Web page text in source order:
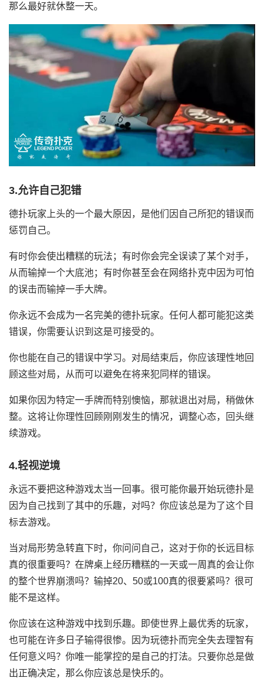
那么最好就休整一天。
3.允许自己犯错
德扑玩家上头的一个最大原因，是他们因自己所犯的错误而
惩罚自己。
有时你会使出糟糕的玩法；有时你会完全误读了某个对手，
从而输掉一个大底池；有时你甚至会在网络扑克中因为可怕
的误击而输掉一手大牌。
你永远不会成为一名完美的德扑玩家。任何人都可能犯这类
错误，你需要认识到这是可接受的。
你也能在自己的错误中学习。对局结束后，你应该理性地回
顾这些对局，从而可以避免在将来犯同样的错误。
如果你因为特定一手牌而特别懊恼，那就退出对局，稍做休
整。这将让你理性回顾刚刚发生的情况，调整心态，回头继
续游戏。
4.轻视逆境
永远不要把这种游戏太当一回事。很可能你最开始玩德扑是
因为自己找到了其中的乐趣，对吗？你应该总是为了这个目
标去游戏。
当对局形势急转直下时，你问问自己，这对于你的长远目标
真的很重要吗？在牌桌上经历糟糕的一天或一周真的会让你
的整个世界崩溃吗？输掉20、50或100真的很要紧吗？很可
能不是这样。
你应该在这种游戏中找到乐趣。即使世界上最优秀的玩家，
也可能在许多日子输得很惨。因为玩德扑而完全失去理智有
任何意义吗？你唯一能掌控的是自己的打法。只要你总是做
出正确决定，那么你应该总是快乐的。